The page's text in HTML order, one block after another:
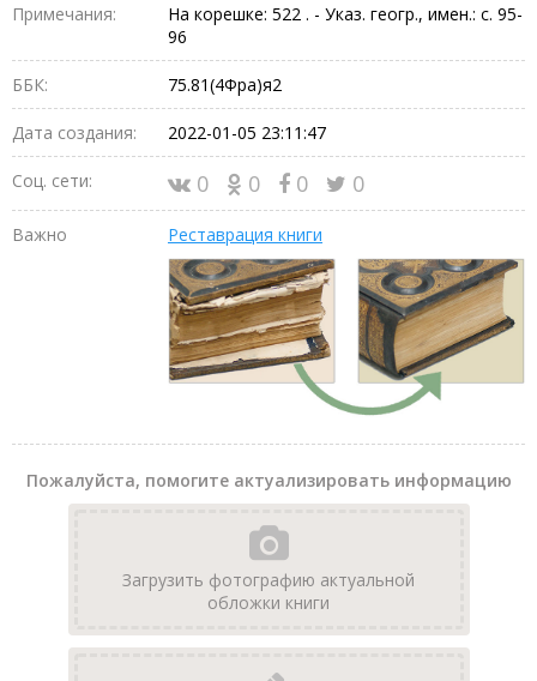
Примечания:
На корешке: 522 . - Указ. геогр., имен.: с. 95-
96
ББК: 75.81(4Фра)я2
Дата создания: 2022-01-05 23:11:47
Соц. сети: 0 0 0 0
Важно Реставрация книги
Пожалуйста, помогите актуализировать информацию
Загрузить фотографию актуальной
обложки книги